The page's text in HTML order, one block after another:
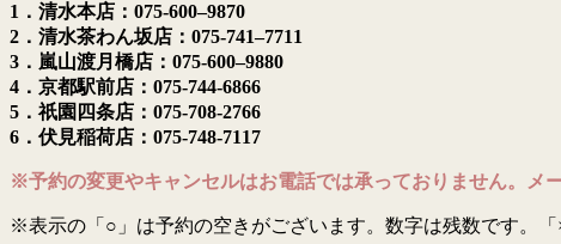
1．清水本店：075-600–9870
2．清水茶わん坂店：075-741–7711
3．嵐山渡月橋店：075-600–9880
4．京都駅前店：075-744-6866
5．祇園四条店：075-708-2766
6．伏見稲荷店：075-748-7117
※予約の変更やキャンセルはお電話では承っておりません。メ
※表示の「○」は予約の空きがございます。数字は残数です。「